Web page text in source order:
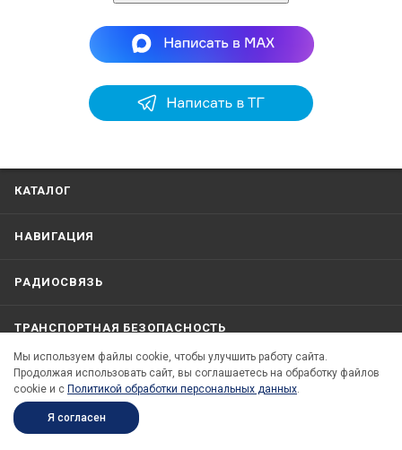
КАТАЛОГ
НАВИГАЦИЯ
РАДИОСВЯЗЬ
ТРАНСПОРТНАЯ БЕЗОПАСНОСТЬ
КОМПАНИЯ
ИНФОРМАЦИЯ
Мы используем файлы cookie, чтобы улучшить работу сайта.
Продолжая использовать сайт, вы соглашаетесь на обработку файлов
cookie и c Политикой обработки персональных данных.
Я согласен